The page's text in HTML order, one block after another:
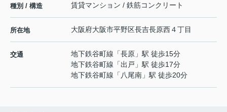
種別 / 構造 賃貸マンション / 鉄筋コンクリート
所在地 大阪府大阪市平野区長吉長原西４丁目
交通 地下鉄谷町線 「長原 」駅 徒歩15分
地下鉄谷町線 「出戸 」駅 徒歩17分
地下鉄谷町線 「 八尾南 」駅 徒歩20分